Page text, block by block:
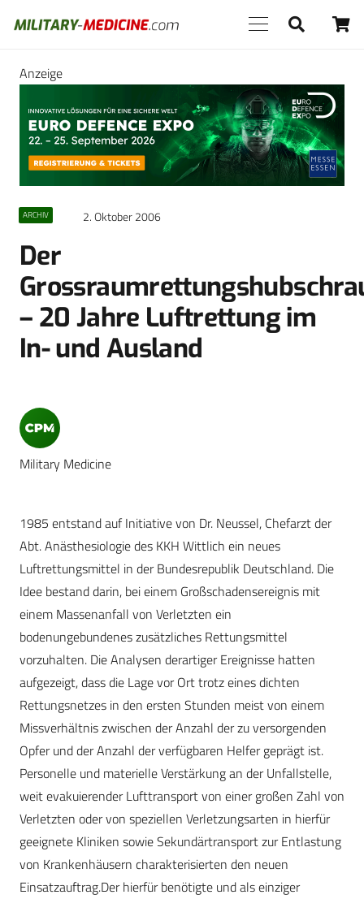
Anzeige
ARCHIV 2. Oktober 2006
Der
– 20 Jahre Luftrettung im
In- und Ausland
Military Medicine
1985 entstand auf Initiative von Dr. Neussel, Chefarzt der
Abt. Anästhesiologie des KKH Wittlich ein neues
Luftrettungsmittel in der Bundesrepublik Deutschland. Die
Idee bestand darin, bei einem Großschadensereignis mit
einem Massenanfall von Verletzten ein
bodenungebundenes zusätzliches Rettungsmittel
vorzuhalten. Die Analysen derartiger Ereignisse hatten
aufgezeigt, dass die Lage vor Ort trotz eines dichten
Rettungsnetzes in den ersten Stunden meist von einem
Missverhältnis zwischen der Anzahl der zu versorgenden
Opfer und der Anzahl der verfügbaren Helfer geprägt ist.
Personelle und materielle Verstärkung an der Unfallstelle,
weit evakuierender Lufttransport von einer großen Zahl von
Verletzten oder von speziellen Verletzungsarten in hierfür
geeignete Kliniken sowie Sekundärtransport zur Entlastung
von Krankenhäusern charakterisierten den neuen
Einsatzauftrag.Der hierfür benötigte und als einziger